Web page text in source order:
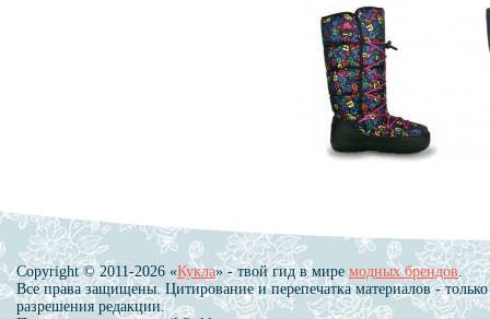
Copyright © 2011-2026 «Кукла» - твой гид в мире модных брендов.
Все права защищены. Цитирование и перепечатка материалов - только
разрешения редакции.